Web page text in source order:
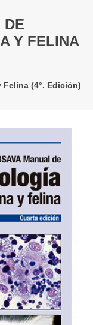
DE
Y FELINA
Felina (4°. Edición)